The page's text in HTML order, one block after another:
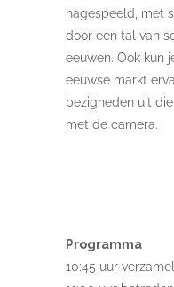
nagespeeld, met
door een tal van
eeuwen. Ook kun
eeuwse markt
bezigheden uit
met de camera.
Programma
10:45 uur